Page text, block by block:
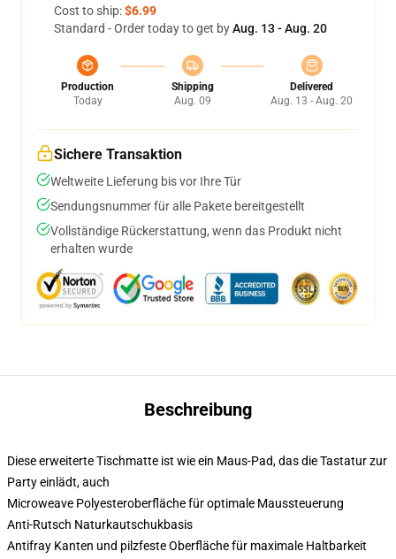
Cost to ship:$6.99
Standard - Order today to get byAug. 13 - Aug. 20
Production
Today
Shipping
Aug. 09
Delivered
Aug. 13 - Aug. 20
Sichere Transaktion
Weltweite Lieferung bis vor Ihre Tür
Sendungsnummer für alle Pakete bereitgestellt
Vollständige Rückerstattung, wenn das Produkt nicht
erhalten wurde
Beschreibung
Diese erweiterte Tischmatte ist wie ein Maus-Pad, das die Tastatur zur
Party einlädt, auch
Microweave Polyesteroberfläche für optimale Maussteuerung
Anti-Rutsch Naturkautschukbasis
Antifray Kanten und pilzfeste Oberfläche für maximale Haltbarkeit